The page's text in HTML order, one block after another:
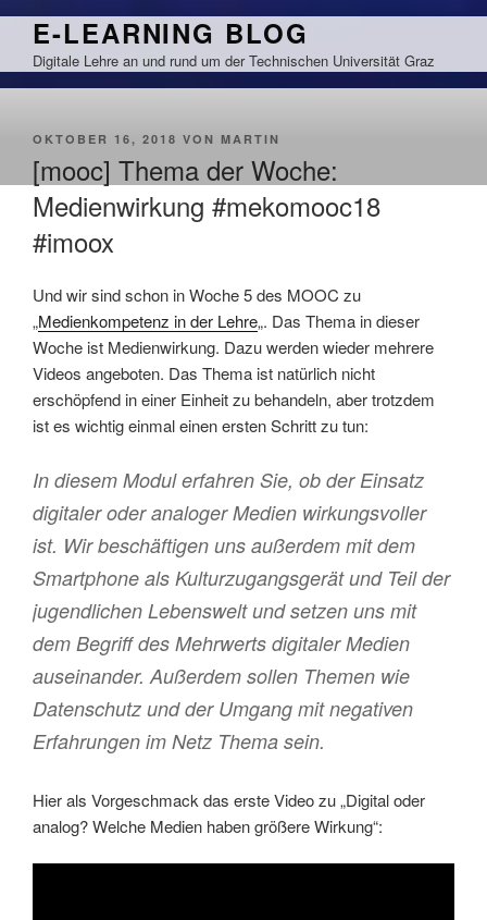
Zum
springen
E-LEARNING BLOG
Digitale Lehre an und rund um der Technischen Universität Graz
VERÖFFENTLICHT
OKTOBER 16, 2018 VON MARTIN
[mooc] Thema der Woche:
Medienwirkung #mekomooc18
#imoox
Und wir sind schon in Woche 5 des MOOC zu
„Medienkompetenz in der Lehre„. Das Thema in dieser
Woche ist Medienwirkung. Dazu werden wieder mehrere
Videos angeboten. Das Thema ist natürlich nicht
erschöpfend in einer Einheit zu behandeln, aber trotzdem
ist es wichtig einmal einen ersten Schritt zu tun:
In diesem Modul erfahren Sie, ob der Einsatz
digitaler oder analoger Medien wirkungsvoller
ist. Wir beschäftigen uns außerdem mit dem
Smartphone als Kulturzugangsgerät und Teil der
jugendlichen Lebenswelt und setzen uns mit
dem Begriff des Mehrwerts digitaler Medien
auseinander. Außerdem sollen Themen wie
Datenschutz und der Umgang mit negativen
Erfahrungen im Netz Thema sein.
Hier als Vorgeschmack das erste Video zu „Digital oder
analog? Welche Medien haben größere Wirkung“: